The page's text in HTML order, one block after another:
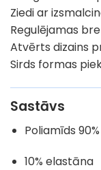
Ziedi ar
Regulējamas
Atvērts dizains
Sirds formas
Sastāvs
Poliamīds 90%
10% elastāna